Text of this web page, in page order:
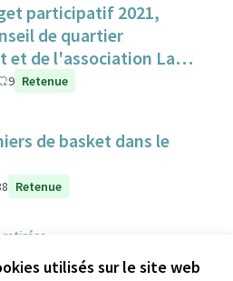
utilisés sur le site web
participatif 2021,
de quartier
et de l'association La
9 Retenue
de basket dans le
Retenue